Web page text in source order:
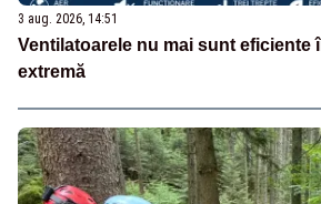
3 aug. 2026, 14:51
Ventilatoarele nu mai sunt eficiente
extremă